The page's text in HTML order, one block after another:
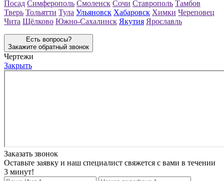
Посад Симферополь Смоленск Сочи Ставрополь Тамбов
Тверь Тольятти Тула Ульяновск Хабаровск Химки Череповец
Чита Щёлково Южно-Сахалинск Якутия Ярославль
Есть вопросы?
Закажите обратный звонок
Чертежи
Закрыть
Заказать звонок
Оставьте заявку и наш специалист свяжется с вами в течении
3 минут!